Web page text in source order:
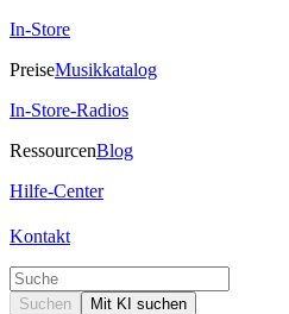
In-Store
PreiseMusikkatalog
In-Store-Radios
RessourcenBlog
Hilfe-Center
Kontakt
Suchen Mit KI suchen